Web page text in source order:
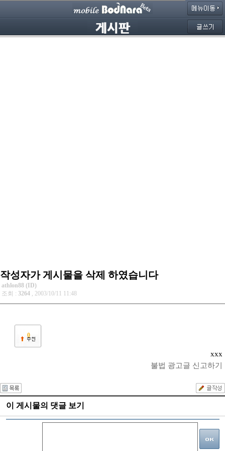
작성자가 게시물을 삭제 하였습니다
athlon88 (ID)
조회 : 3264 , 2003/10/11 11:48
0
xxx
불법 광고글 신고하기
이 게시물의 댓글 보기